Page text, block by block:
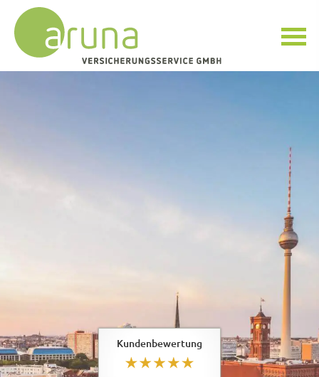
Kundenbewertung